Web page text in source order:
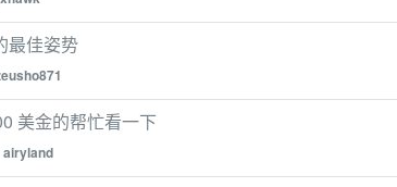
最佳姿势
美金的帮忙看一下
airyland